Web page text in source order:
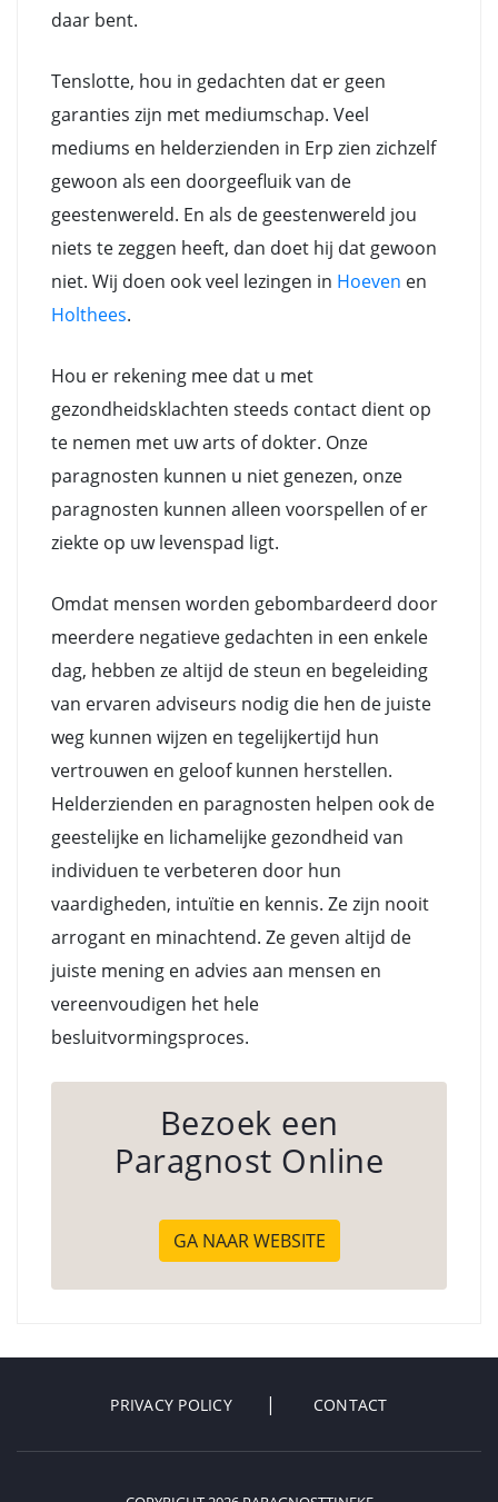
daar bent.
Tenslotte, hou in gedachten dat er geen
garanties zijn met mediumschap. Veel
mediums en helderzienden in Erp zien zichzelf
gewoon als een doorgeefluik van de
geestenwereld. En als de geestenwereld jou
niets te zeggen heeft, dan doet hij dat gewoon
niet. Wij doen ook veel lezingen in Hoeven en
Holthees.
Hou er rekening mee dat u met
gezondheidsklachten steeds contact dient op
te nemen met uw arts of dokter. Onze
paragnosten kunnen u niet genezen, onze
paragnosten kunnen alleen voorspellen of er
ziekte op uw levenspad ligt.
Omdat mensen worden gebombardeerd door
meerdere negatieve gedachten in een enkele
dag, hebben ze altijd de steun en begeleiding
van ervaren adviseurs nodig die hen de juiste
weg kunnen wijzen en tegelijkertijd hun
vertrouwen en geloof kunnen herstellen.
Helderzienden en paragnosten helpen ook de
geestelijke en lichamelijke gezondheid van
individuen te verbeteren door hun
vaardigheden, intuïtie en kennis. Ze zijn nooit
arrogant en minachtend. Ze geven altijd de
juiste mening en advies aan mensen en
vereenvoudigen het hele
besluitvormingsproces.
Bezoek een
Paragnost Online
GA NAAR WEBSITE
PRIVACY POLICY CONTACT